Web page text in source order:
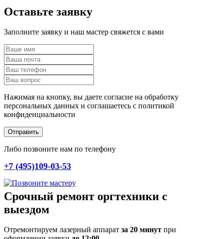
Оставьте заявку
Заполните заявку и наш мастер свяжется с вами
Нажимая на кнопку, вы даете согласие на обработку
персональных данных и соглашаетесь c политикой
конфиденциальности
Отправить
Либо позвоните нам по телефону
+7 (495)109-03-53
Срочный ремонт оргтехники с
выездом
Отремонтируем лазерный аппарат за 20 минут при